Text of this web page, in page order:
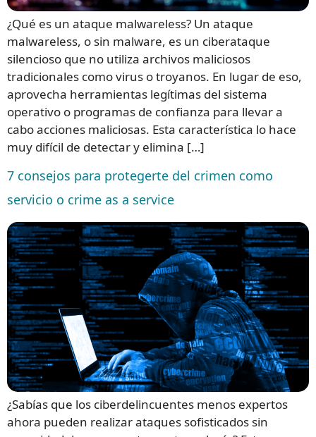
¿Qué es un ataque malwareless? Un ataque
malwareless, o sin malware, es un ciberataque
silencioso que no utiliza archivos maliciosos
tradicionales como virus o troyanos. En lugar de eso,
aprovecha herramientas legítimas del sistema
operativo o programas de confianza para llevar a
cabo acciones maliciosas. Esta característica lo hace
muy difícil de detectar y elimina […]
7 consejos para protegerte del crimen como
servicio o crime as a service
¿Sabías que los ciberdelincuentes menos expertos
ahora pueden realizar ataques sofisticados sin